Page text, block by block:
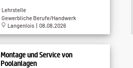
Lehrstelle
Gewerbliche Berufe/Handwerk
Langenlois | 08.08.2026
Montage und Service von
Poolanlagen